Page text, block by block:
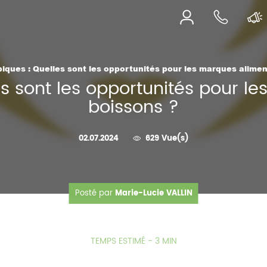
: Quelles sont les opportunités pour les marques
sont les opportunités pour
boissons ?
02.07.2024 629 Vue(s)
Posté par Marie-Lucie VALLIN
TEMPS ESTIMÉ - 3 MIN